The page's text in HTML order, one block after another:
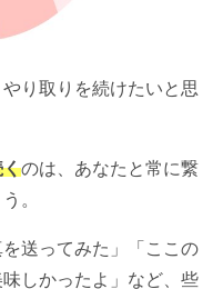
り取りを続けたいと思
くのは、あなたと常に繋
。
送ってみた」「ここの
しかったよ」など、些